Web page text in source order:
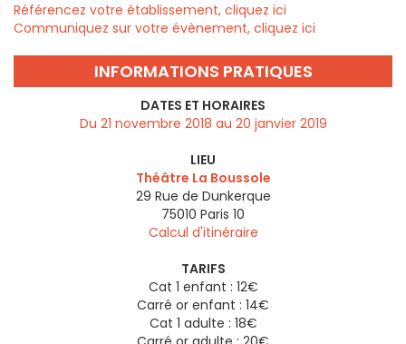
Référencez votre établissement, cliquez ici
Communiquez sur votre évènement, cliquez ici
INFORMATIONS PRATIQUES
DATES ET HORAIRES
Du 21 novembre 2018 au 20 janvier 2019
LIEU
Théâtre La Boussole
29 Rue de Dunkerque
75010 Paris 10
Calcul d'itinéraire
TARIFS
Cat 1 enfant : 12€
Carré or enfant : 14€
Cat 1 adulte : 18€